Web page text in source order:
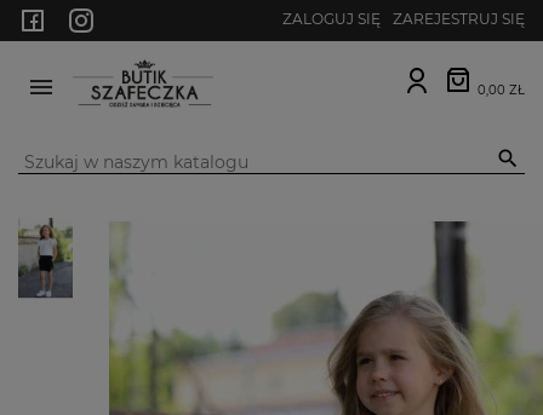
ZALOGUJ SIĘ ZAREJESTRUJ SIĘ

0,00 ZŁ
MENU